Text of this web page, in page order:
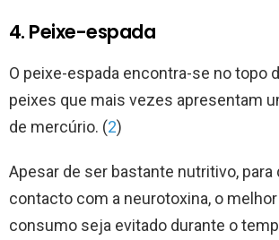
4. Peixe-espada
O peixe-espada encontra-se no topo
peixes que mais vezes apresentam
de mercúrio. (2)
Apesar de ser bastante nutritivo, para
contacto com a neurotoxina, o
consumo seja evitado durante o